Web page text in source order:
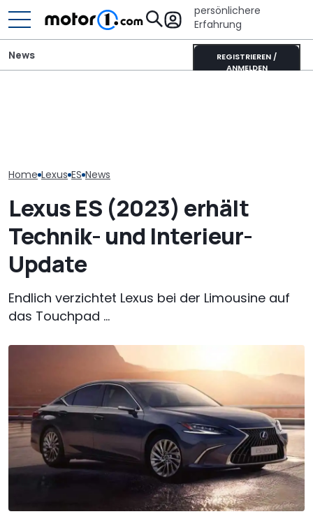
persönlichere
Erfahrung
REGISTRIEREN /
ANMELDEN
News
Home Lexus ES News
Lexus ES (2023) erhält
Technik- und Interieur-
Update
Endlich verzichtet Lexus bei der Limousine auf
das Touchpad ...